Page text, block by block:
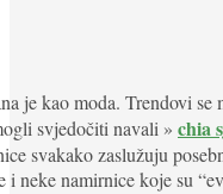
je kao moda. Trendovi se
svjedočiti navali » chia
svakako zaslužuju
i neke namirnice koje su